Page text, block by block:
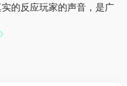
的反应玩家的声音，是广